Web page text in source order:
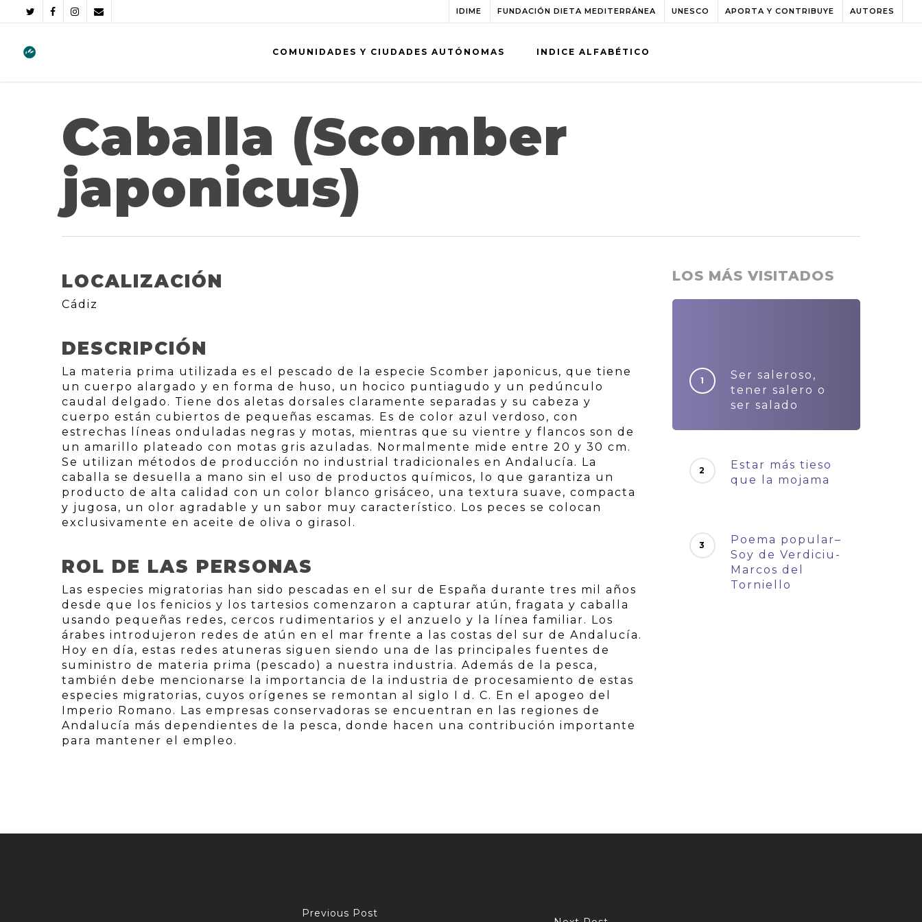
IDIME FUNDACIÓN DIETA MEDITERRÁNEA UNESCO APORTA Y CONTRIBUYE AUTORES
COMUNIDADES Y CIUDADES AUTÓNOMAS INDICE ALFABÉTICO
Caballa (Scomber
japonicus)
LOCALIZACIÓN
Cádiz
DESCRIPCIÓN
La materia prima utilizada es el pescado de la especie Scomber japonicus, que tiene
un cuerpo alargado y en forma de huso, un hocico puntiagudo y un pedúnculo
caudal delgado. Tiene dos aletas dorsales claramente separadas y su cabeza y
cuerpo están cubiertos de pequeñas escamas. Es de color azul verdoso, con
estrechas líneas onduladas negras y motas, mientras que su vientre y flancos son de
un amarillo plateado con motas gris azuladas. Normalmente mide entre 20 y 30 cm.
Se utilizan métodos de producción no industrial tradicionales en Andalucía. La
caballa se desuella a mano sin el uso de productos químicos, lo que garantiza un
producto de alta calidad con un color blanco grisáceo, una textura suave, compacta
y jugosa, un olor agradable y un sabor muy característico. Los peces se colocan
exclusivamente en aceite de oliva o girasol.
ROL DE LAS PERSONAS
Las especies migratorias han sido pescadas en el sur de España durante tres mil años
desde que los fenicios y los tartesios comenzaron a capturar atún, fragata y caballa
usando pequeñas redes, cercos rudimentarios y el anzuelo y la línea familiar. Los
árabes introdujeron redes de atún en el mar frente a las costas del sur de Andalucía.
Hoy en día, estas redes atuneras siguen siendo una de las principales fuentes de
suministro de materia prima (pescado) a nuestra industria. Además de la pesca,
también debe mencionarse la importancia de la industria de procesamiento de estas
especies migratorias, cuyos orígenes se remontan al siglo I d. C. En el apogeo del
Imperio Romano. Las empresas conservadoras se encuentran en las regiones de
Andalucía más dependientes de la pesca, donde hacen una contribución importante
para mantener el empleo.
LOS MÁS VISITADOS
Ser saleroso,
tener salero o
ser salado
Estar más tieso
que la mojama
Poema popular–
Soy de Verdiciu-
Marcos del
Torniello
Previous Post